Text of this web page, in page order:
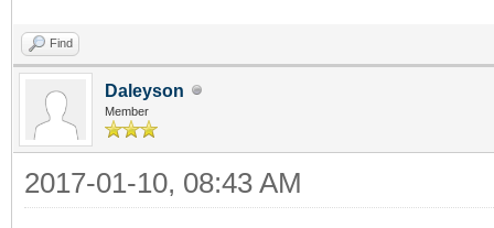
Find
Daleyson
Member
2017-01-10, 08:43 AM